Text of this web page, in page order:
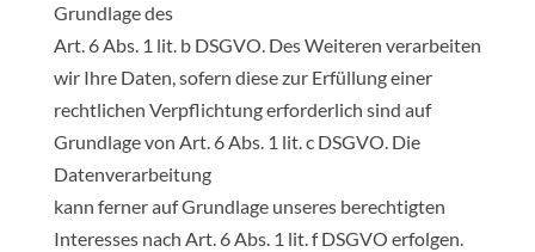
Grundlage des
Art. 6 Abs. 1 lit. b DSGVO. Des Weiteren verarbeiten
wir Ihre Daten, sofern diese zur Erfüllung einer
rechtlichen Verpflichtung erforderlich sind auf
Grundlage von Art. 6 Abs. 1 lit. c DSGVO. Die
Datenverarbeitung
kann ferner auf Grundlage unseres berechtigten
Interesses nach Art. 6 Abs. 1 lit. f DSGVO erfolgen.